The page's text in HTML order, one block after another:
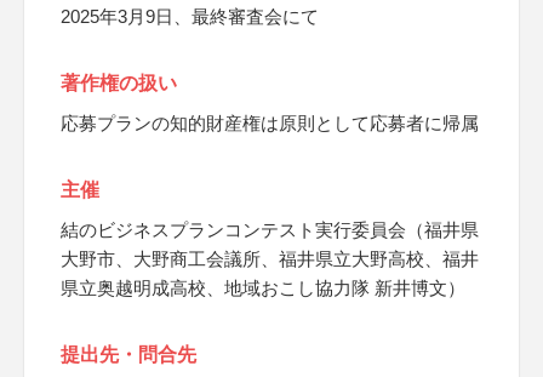
2025年3月9日、最終審査会にて
著作権の扱い
応募プランの知的財産権は原則として応募者に帰属
主催
結のビジネスプランコンテスト実行委員会（福井県
大野市、大野商工会議所、福井県立大野高校、福井
県立奥越明成高校、地域おこし協力隊 新井博文）
提出先・問合先